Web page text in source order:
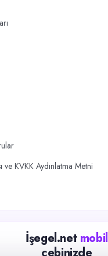
ve KVKK Aydınlatma Metni
İşegel.net mobil